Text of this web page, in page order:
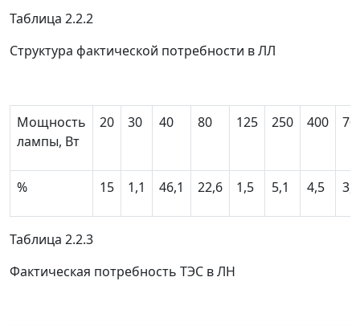
Таблица 2.2.2
Структура фактической потребности в ЛЛ
Мощность
лампы, Вт
20 30 40 80 125 250 400
% 15 1,1 46,1 22,6 1,5 5,1 4,5 3,2
Таблица 2.2.3
Фактическая потребность ТЭС в ЛН